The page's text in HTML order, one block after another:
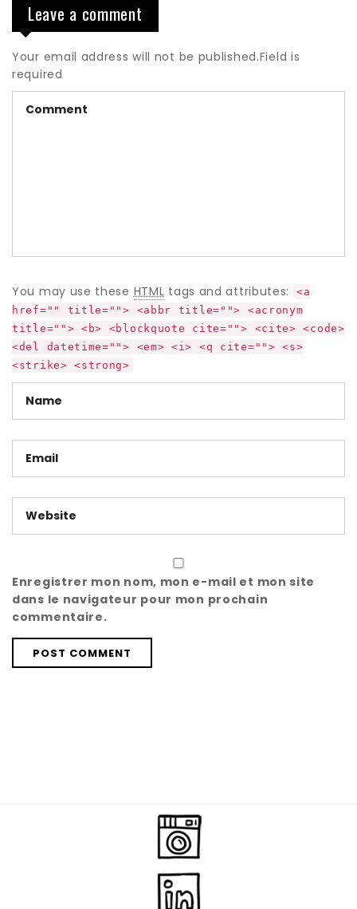
Leave a comment
Your email address will not be published.Field is
required
You may use these HTML tags and attributes:
<a
href="" title=""> <abbr title=""> <acronym
title=""> <b> <blockquote cite=""> <cite> <code>
<del datetime=""> <em> <i> <q cite=""> <s>
<strike> <strong>
Enregistrer mon nom, mon e-mail et mon site
dans le navigateur pour mon prochain
commentaire.